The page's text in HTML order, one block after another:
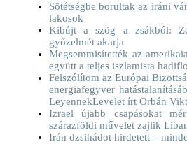
Sötétségbe borultak az iráni
lakosok
Kibújt a szög a zsákból:
győzelmét akarja
Megsemmisítették az
együtt a teljes iszlamista
Felszólítom az Európai
energiafegyver
LeyennekLevelet írt Orbán
Izrael újabb csapásokat
szárazföldi művelet zajlik
Irán dzsihádot hirdetett –